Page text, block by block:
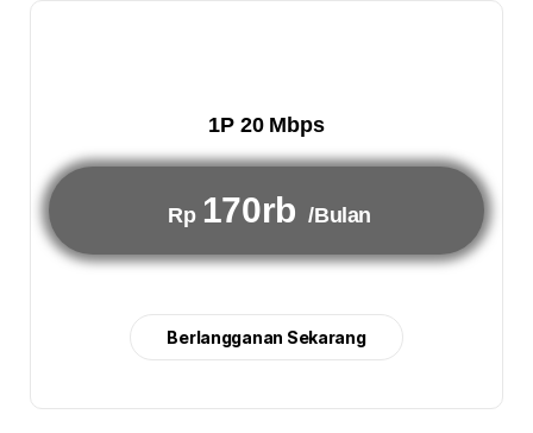
1P 20 Mbps
Rp 170rb /Bulan
Berlangganan Sekarang